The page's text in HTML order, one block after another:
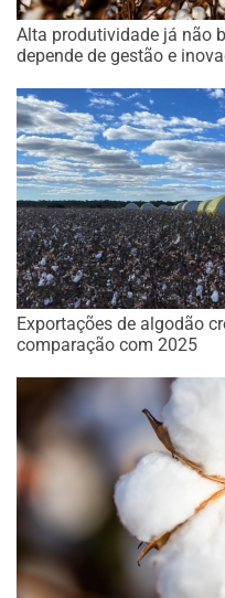
Alta produtividade já não
depende de gestão e
Exportações de algodão
comparação com 2025